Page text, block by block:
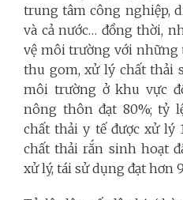
trung tâm công nghiệp,
và cả nước… đồng thời,
vệ môi trường với những
thu gom, xử lý chất thải
môi trường ở khu vực
nông thôn đạt 80%; tỷ
chất thải y tế được xử lý
chất thải rắn sinh hoạt
xử lý, tái sử dụng đạt hơn